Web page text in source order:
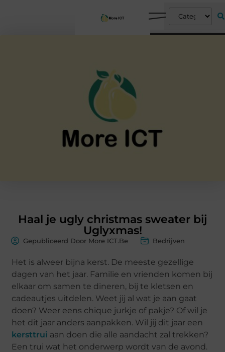
Haal je ugly christmas sweater bij
Uglyxmas!
Gepubliceerd Door More ICT.Be Bedrijven
Het is alweer bijna kerst. De meeste gezellige
dagen van het jaar. Familie en vrienden komen bij
elkaar om samen te dineren, bij te kletsen en
cadeautjes uitdelen. Weet jij al wat je aan gaat
doen? Weer eens chique jurkje of pakje? Of wil je
het dit jaar anders aanpakken. Wil jij dit jaar een
kersttrui aan doen die alle aandacht zal trekken?
Een trui wat het onderwerp wordt van de avond.